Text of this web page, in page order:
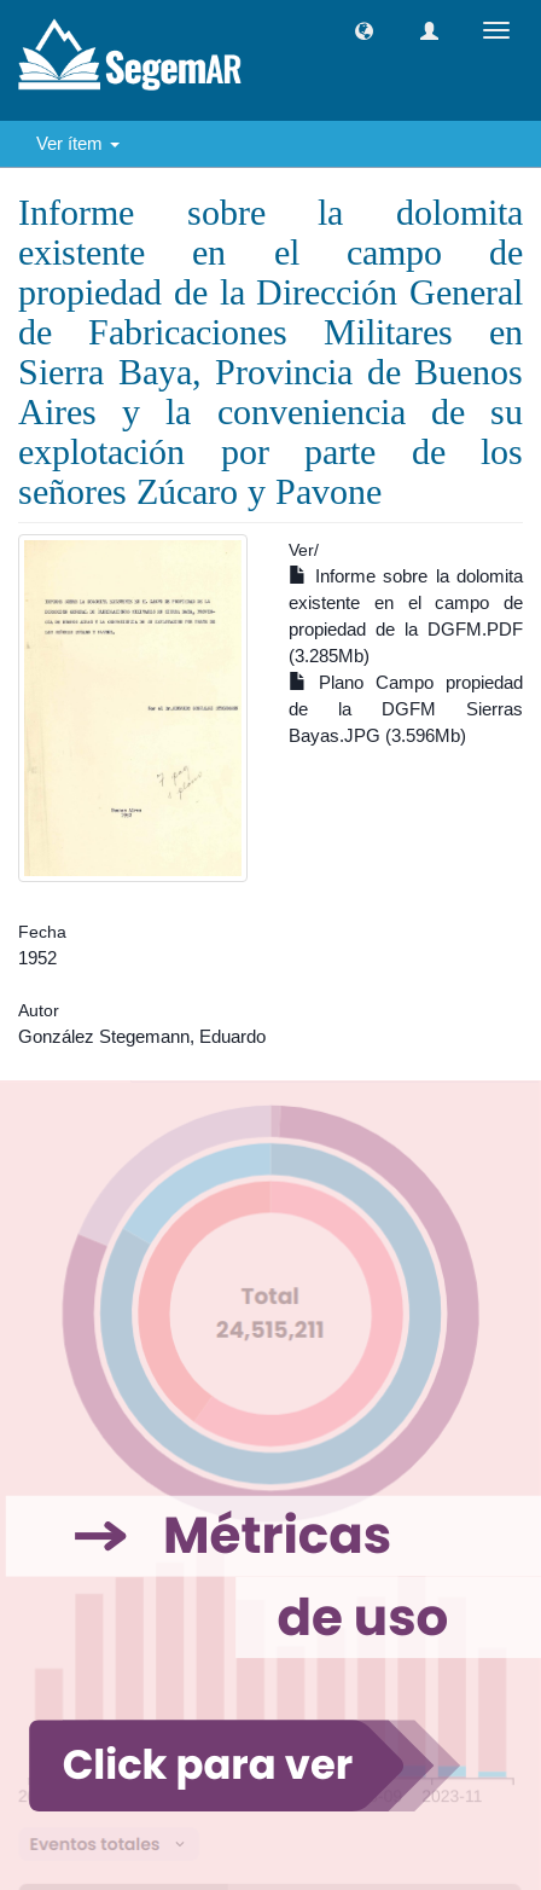
Ver ítem
Informe sobre la dolomita
existente en el campo de
propiedad de la Dirección General
de Fabricaciones Militares en
Sierra Baya, Provincia de Buenos
Aires y la conveniencia de su
explotación por parte de los
señores Zúcaro y Pavone
Ver/
Informe sobre la dolomita
existente en el campo de
propiedad de la DGFM.PDF
(3.285Mb)
Plano Campo propiedad
de la DGFM Sierras
Bayas.JPG (3.596Mb)
Fecha
1952
Autor
González Stegemann, Eduardo